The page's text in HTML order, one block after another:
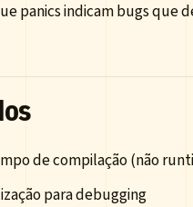
panics indicam bugs que
de compilação (não
para debugging